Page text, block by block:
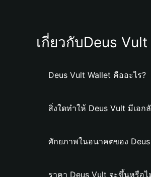
เกี่ยวกับDeus
Deus Vult Wallet คืออะไร?
สิ่งใดทำให้ Deus Vult มีเอ
ศักยภาพในอนาคตของ Deus
ราคา Deus Vult จะขึ้นหรือไ